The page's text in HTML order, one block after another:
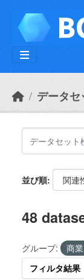
データセ
並び順
48
グループ:
商
フィルタ結果